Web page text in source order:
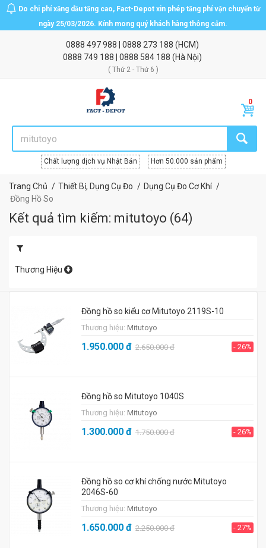
Do chi phí xăng dầu tăng cao, Fact-Depot xin phép tăng phí vận chuyển từ
ngày 25/03/2026. Kính mong quý khách hàng thông cảm.
0888 497 988 0888 273 188 (HCM)
0888 749 188
0888 584 188 (Hà Nội)
( Thứ 2 - Thứ 6 )
Chất lượng dịch vụ Nhật Bản Hơn 50.000 sản phẩm
Trang Chủ Thiết Bị, Dụng Cụ Đo
Dụng Cụ Đo Cơ Khí
Đồng Hồ So
Kết quả tìm kiếm: mitutoyo (64)
Thương Hiệu
Đồng hồ so kiểu cơ Mitutoyo 2119S-10
Thương hiệu: Mitutoyo
1.950.000đ 2.650.000đ - 26%
Đồng hồ so Mitutoyo 1040S
Thương hiệu: Mitutoyo
1.300.000đ 1.750.000đ - 26%
Đồng hồ so cơ khí chống nước Mitutoyo
2046S-60
Thương hiệu: Mitutoyo
1.650.000đ 2.250.000đ - 27%